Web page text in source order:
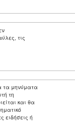
τις
τα μηνύματα
τη
και θα
ειδήσεις ή